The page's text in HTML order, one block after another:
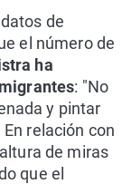
de
el número de
ha
: "No
y pintar
relación con
de miras
que el